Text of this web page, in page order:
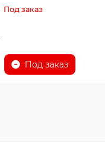
Под заказ
Под заказ